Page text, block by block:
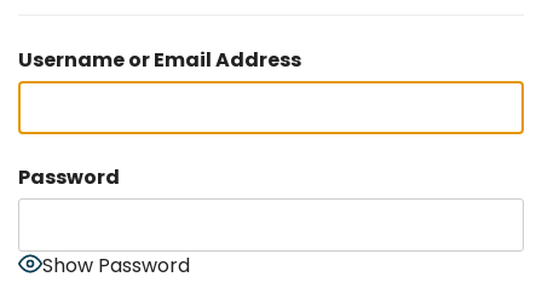
Username or Email Address
Password
Show Password